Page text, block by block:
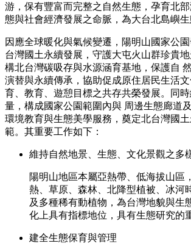
游，保有豐富而完整之自然生態，孕育北
態與社會經濟發展之命脈，為大台北島嶼生
因應全球暖化與氣候變遷，陽明山國家公
台灣國土永續發展，守護大屯火山群珍貴
構北台灣碳吸存與水源涵育基地，保護自
演替與永續傳承，協助促成原住居民生活
育、教育、遊憩目標之共存共榮發展。同
量，構成國家公園範圍內與 周邊生態廊道
環境教育與生態美學服務，奠定北台灣國
範。其重要工作如下：
維持自然地景、生態、文化景觀之多
陽明山地區本屬亞熱帶、低海拔山區
熱、草原、森林、北降型植被、冰河
及多種稀有動植物，為台灣地貌與生
化上具有指標地位，具有生態研究的
建全生態保育與管理